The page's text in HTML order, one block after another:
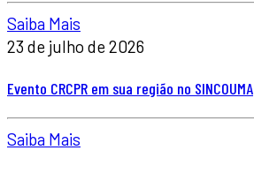
Saiba Mais
23 de julho de 2026
Evento CRCPR em sua região no SINCOUMA
Saiba Mais